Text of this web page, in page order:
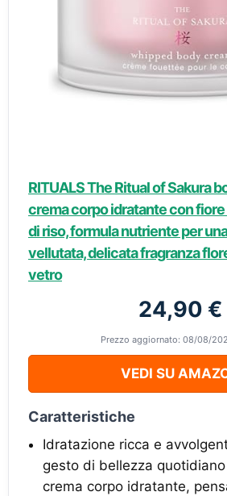
RITUALS The Ritual of Sakura
crema corpo idratante con
di riso, formula nutriente per
vellutata, delicata fragranza
vetro
24,90 €
Prezzo aggiornato: 08/08/
VEDI SU
Caratteristiche
Idratazione ricca e
gesto di bellezza
crema corpo idratante,